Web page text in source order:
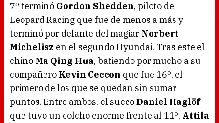
7º terminó Gordon Shedden, piloto de
Leopard Racing que fue de menos a más y
terminó por delante del magiar Norbert
Michelisz en el segundo Hyundai. Tras este el
chino Ma Qing Hua, batiendo por mucho a su
compañero Kevin Ceccon que fue 16º, el
primero de los que se quedan sin sumar
puntos. Entre ambos, el suecoDaniel Haglöf
que tuvo un colchó enorme frente al 11º, Attila